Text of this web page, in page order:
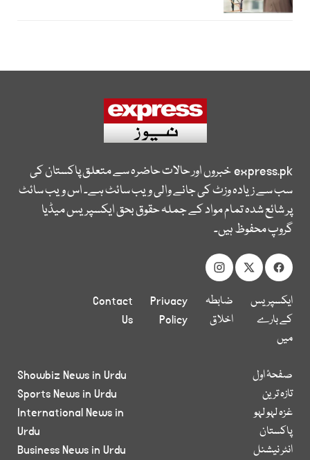
express.pkخبروں اور حالات حاضرہ سے متعلق پاکستان کی
سب سے زیادہ وزٹ کی جانے والی ویب سائٹ ہے۔ اس ویب سائٹ
پر شائع شدہ تمام مواد کے جملہ حقوق بحق ایکسپریس میڈیا
گروپ محفوظ ہیں۔
ایکسپریس
کے بارے
میں
ضابطہ
اخلاق
Privacy
Policy
Contact
Us
صفحۂ اول
تازہ ترین
غزہ لہو لہو
پاکستان
انٹر نیشنل
Showbiz News in Urdu
Sports News in Urdu
International News in
Urdu
Business News in Urdu